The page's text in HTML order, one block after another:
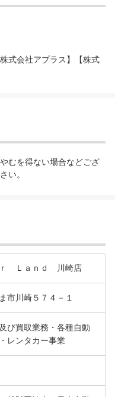
式会社アプラス】【株式
むを得ない場合などござ
い。
Ｌａｎｄ 川崎店
市川崎５７４－１
び買取業務・各種自動
レンタカー事業